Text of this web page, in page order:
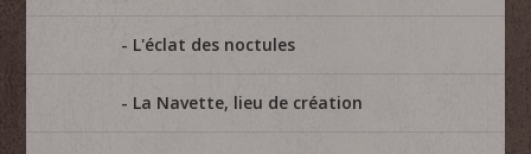
L'éclat des noctules
La Navette, lieu de création